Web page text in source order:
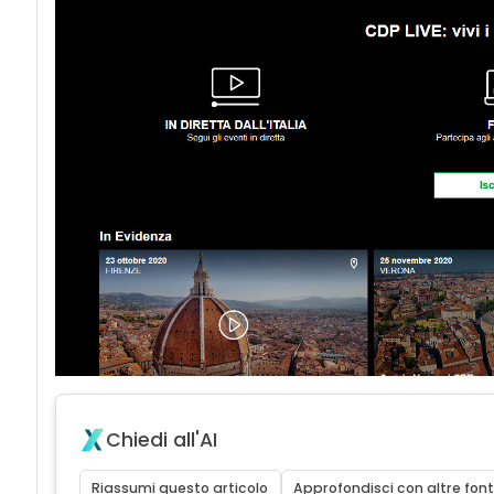
Chiedi all'AI
Riassumi questo articolo Approfondisci con altre